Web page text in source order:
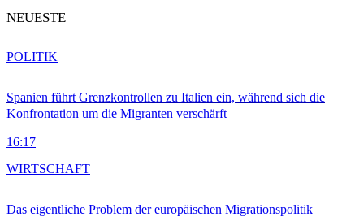
NEUESTE
Spanien führt Grenzkontrollen zu Italien ein, während sich die
Konfrontation um die Migranten verschärft
16:17
POLITIK
Das eigentliche Problem der europäischen Migrationspolitik
WIRTSCHAFT